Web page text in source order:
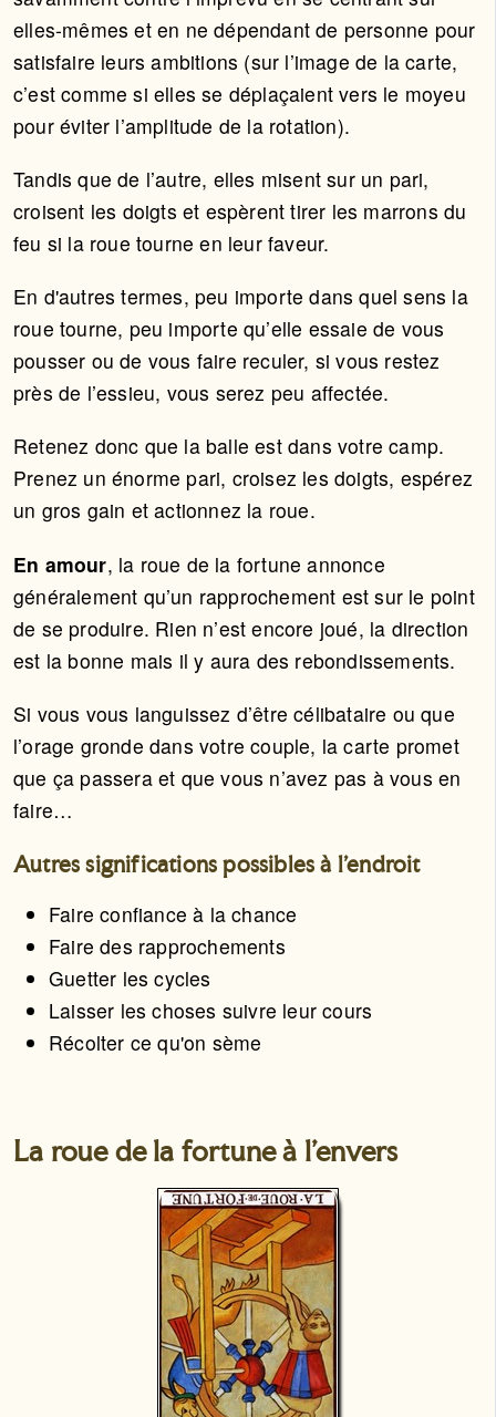
elles-mêmes et en ne dépendant de personne pour
satisfaire leurs ambitions (sur l’image de la carte,
c’est comme si elles se déplaçaient vers le moyeu
pour éviter l’amplitude de la rotation).
Tandis que de l’autre, elles misent sur un pari,
croisent les doigts et espèrent tirer les marrons du
feu si la roue tourne en leur faveur.
En d'autres termes, peu importe dans quel sens la
roue tourne, peu importe qu’elle essaie de vous
pousser ou de vous faire reculer, si vous restez
près de l’essieu, vous serez peu affectée.
Retenez donc que la balle est dans votre camp.
Prenez un énorme pari, croisez les doigts, espérez
un gros gain et actionnez la roue.
En amour, la roue de la fortune annonce
généralement qu’un rapprochement est sur le point
de se produire. Rien n’est encore joué, la direction
est la bonne mais il y aura des rebondissements.
Si vous vous languissez d’être célibataire ou que
l’orage gronde dans votre couple, la carte promet
que ça passera et que vous n’avez pas à vous en
faire…
Autres significations possibles à l'endroit
Faire confiance à la chance
Faire des rapprochements
Guetter les cycles
Laisser les choses suivre leur cours
Récolter ce qu'on sème
La roue de la fortune à l'envers